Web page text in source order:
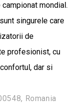
mondial.
singurele care
de
profesionist, cu
dar si
Romania